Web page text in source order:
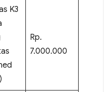
K3
Rp.
7.000.000